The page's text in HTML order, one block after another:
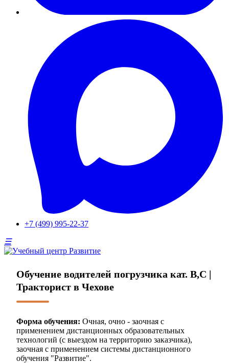
+7 (499) 995-22-37
Обучение водителей погрузчика кат. B,C |
Тракторист в Чехове
Форма обучения: Очная, очно - заочная с
применением дистанционных образовательных
технологий (с выездом на территорию заказчика),
заочная с применением системы дистанционного
обучения "Развитие".